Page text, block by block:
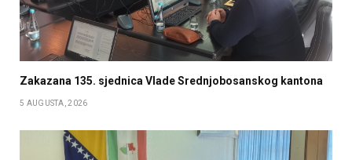
Zakazana 135. sjednica Vlade Srednjobosanskog kantona
5 AUGUSTA, 2026